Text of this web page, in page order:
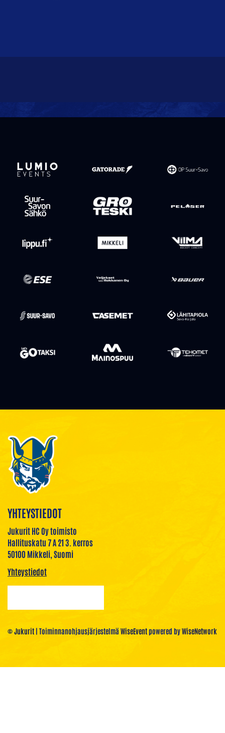
YHTEYSTIEDOT
Jukurit HC Oy toimisto
Hallituskatu 7 A 21 3. kerros
50100 Mikkeli, Suomi
Yhteystiedot
© Jukurit | Toiminnanohjausjärjestelmä WiseEventpowered byWiseNetwork